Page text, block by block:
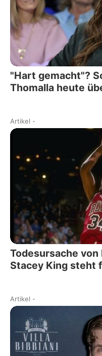
"Hart gemacht"?
Thomalla heute
Artikel -
Todesursache
Stacey King steht
Artikel -